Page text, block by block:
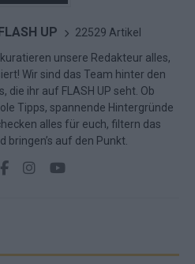
UP 22529 Artikel
unsere Redakteur alles,
Wir sind das Team hinter den
die ihr auf FLASH UP seht. Ob
Tipps, spannende Hintergründe
alles für euch, filtern das
bringen’s auf den Punkt.